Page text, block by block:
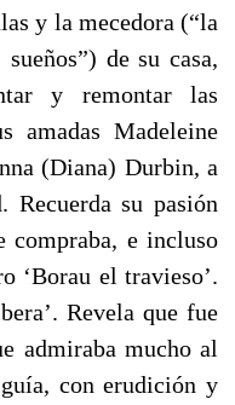
y la mecedora (“la
de su casa,
y remontar las
amadas Madeleine
(Diana) Durbin, a
su pasión
e incluso
‘Borau el travieso’.
Revela que fue
admiraba mucho al
con erudición y